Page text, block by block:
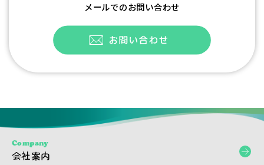
メールでのお問い合わせ
Company
会社案内